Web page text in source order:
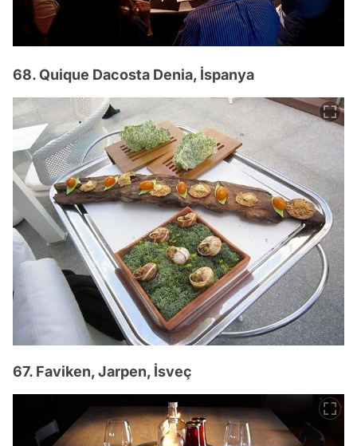
68. Quique Dacosta Denia, İspanya
67. Faviken, Jarpen, İsveç